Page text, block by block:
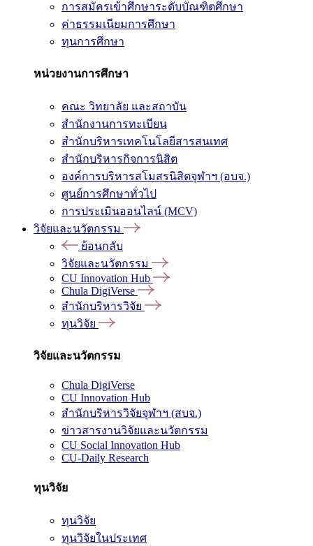
การสมัครเข้าศึกษาระดับบัณฑิตศึกษา
ค่าธรรมเนียมการศึกษา
ทุนการศึกษา
หน่วยงานการศึกษา
คณะ วิทยาลัย และสถาบัน
สำนักงานการทะเบียน
สำนักบริหารเทคโนโลยีสารสนเทศ
สำนักบริหารกิจการนิสิต
องค์การบริหารสโมสรนิสิตจุฬาฯ (อบจ.)
ศูนย์การศึกษาทั่วไป
การประเมินออนไลน์ (MCV)
วิจัยและนวัตกรรม
ย้อนกลับ
วิจัยและนวัตกรรม
CU Innovation Hub
Chula DigiVerse
สำนักบริหารวิจัย
ทุนวิจัย
วิจัยและนวัตกรรม
Chula DigiVerse
CU Innovation Hub
สำนักบริหารวิจัยจุฬาฯ (สบจ.)
ข่าวสารงานวิจัยและนวัตกรรม
CU Social Innovation Hub
CU-Daily Research
ทุนวิจัย
ทุนวิจัย
ทุนวิจัยในประเทศ